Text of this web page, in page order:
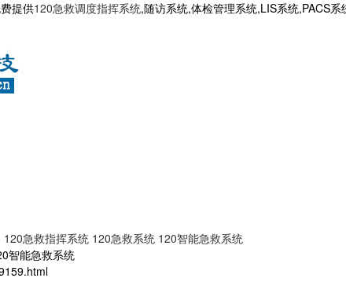
提供120急救调度指挥系统,随访系统,体检管理系统,LIS系统,PACS
120急救指挥系统 120急救系统 120智能急救系统
智能急救系统